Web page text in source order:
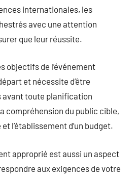
internationales, les
avec une attention
que leur réussite.
objectifs de l’événement
et nécessite d’être
toute planification
compréhension du public cible,
l’établissement d’un budget.
approprié est aussi un aspect
aux exigences de votre